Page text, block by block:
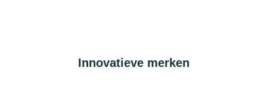
Innovatieve merken